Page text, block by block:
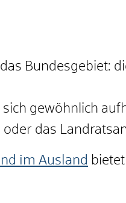
Bundesgebiet:
gewöhnlich
das
im Ausland